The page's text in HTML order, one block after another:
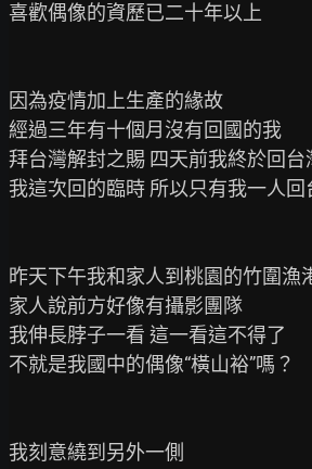
喜歡偶像的資歷已二十年以上
因為疫情加上生產的緣故
經過三年有十個月沒有回國的我
拜台灣解封之賜 四天前我終於回台
我這次回的臨時 所以只有我一人回
昨天下午我和家人到桃園的竹圍漁
家人說前方好像有攝影團隊
我伸長脖子一看 這一看這不得了
不就是我國中的偶像“橫山裕”嗎？
我刻意繞到另外一側